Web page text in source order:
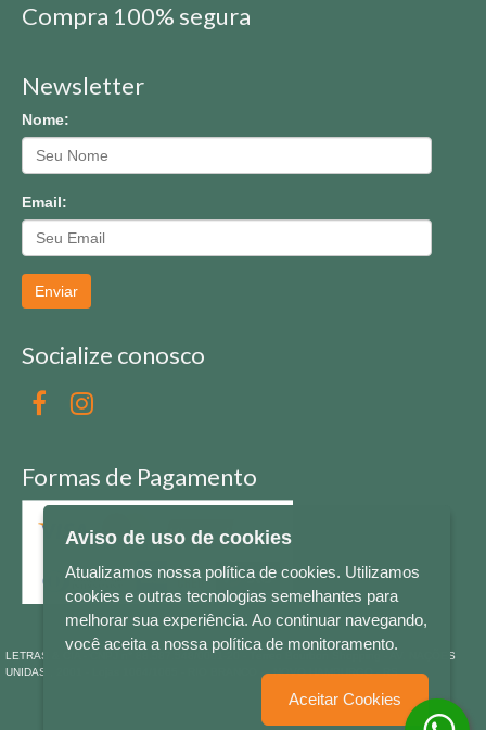
Compra 100% segura
Newsletter
Nome:
Email:
Enviar
Socialize conosco
Formas de Pagamento
LETRAS & CIA - CNPJ n° 88.587.548/0001-20 - Térreo Bourbon Shopping - AV. NAÇÕES
UNIDAS , 2001 - Lojas 1064/1065 - RIO BRANCO - - NOVO HAMBURGO - RS
Aviso de uso de cookies
Atualizamos nossa política de cookies. Utilizamos
cookies e outras tecnologias semelhantes para
melhorar sua experiência. Ao continuar navegando,
você aceita a nossa política de monitoramento.
Aceitar Cookies